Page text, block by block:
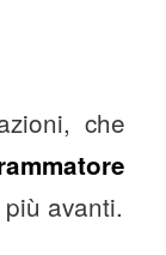
che
avanti.